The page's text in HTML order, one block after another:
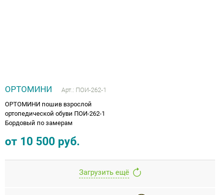
ОРТОМИНИ Арт.: ПОИ-262-1
ОРТОМИНИ пошив взрослой
ортопедической обуви ПОИ-262-1
Бордовый по замерам
от 10 500 руб.
Загрузить ещё